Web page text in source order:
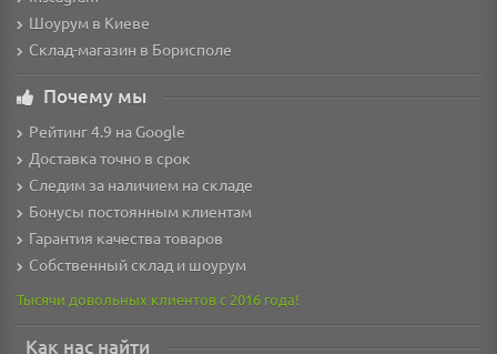
Шоурум в Киеве
Склад-магазин в Борисполе
Почему мы
Рейтинг 4.9 на Google
Доставка точно в срок
Следим за наличием на складе
Бонусы постоянным клиентам
Гарантия качества товаров
Собственный склад и шоурум
Тысячи довольных клиентов с 2016 года!
Как нас найти